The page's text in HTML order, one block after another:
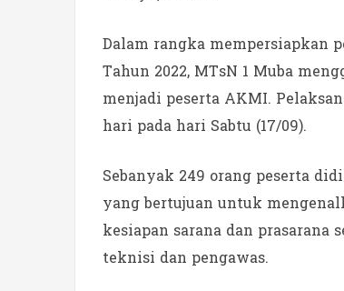
Dalam rangka mempersiapkan
Tahun 2022, MTsN 1 Muba
menjadi peserta AKMI.
hari pada hari Sabtu (17/09).
Sebanyak 249 orang peserta
yang bertujuan untuk
kesiapan sarana dan
teknisi dan pengawas.